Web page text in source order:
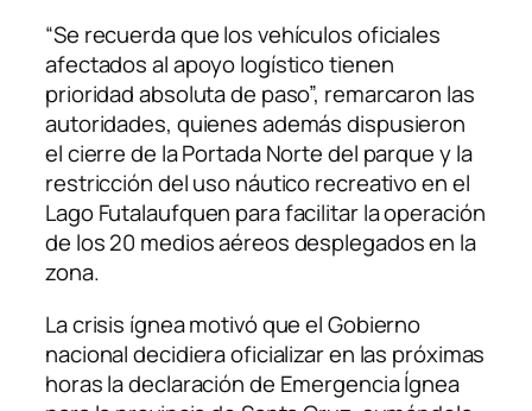
“Se recuerda que los vehículos oficiales
afectados al apoyo logístico tienen
prioridad absoluta de paso”, remarcaron las
autoridades, quienes además dispusieron
el cierre de la Portada Norte del parque y la
restricción del uso náutico recreativo en el
Lago Futalaufquen para facilitar la operación
de los 20 medios aéreos desplegados en la
zona.
La crisis ígnea motivó que el Gobierno
nacional decidiera oficializar en las próximas
horas la declaración de Emergencia Ígnea